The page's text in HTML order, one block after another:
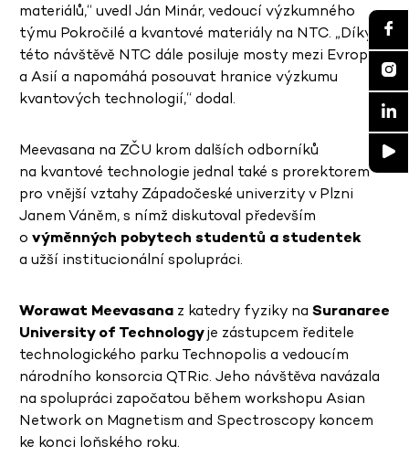
materiálů,“ uvedl Ján Minár, vedoucí výzkumného
týmu Pokročilé a kvantové materiály na NTC. „Díky
této návštěvě NTC dále posiluje mosty mezi Evropou
a Asií a napomáhá posouvat hranice výzkumu
kvantových technologií,“ dodal.
Meevasana na ZČU krom dalších odborníků
na kvantové technologie jednal také s prorektorem
pro vnější vztahy Západočeské univerzity v Plzni
Janem Váněm, s nímž diskutoval především
o výměnných pobytech studentů a studentek
a užší institucionální spolupráci.
Worawat Meevasana z katedry fyziky na Suranaree
University of Technologyje zástupcem ředitele
technologického parku Technopolis a vedoucím
národního konsorcia QTRic. Jeho návštěva navázala
na spolupráci započatou během workshopu Asian
Network on Magnetism and Spectroscopy koncem
ke konci loňského roku.